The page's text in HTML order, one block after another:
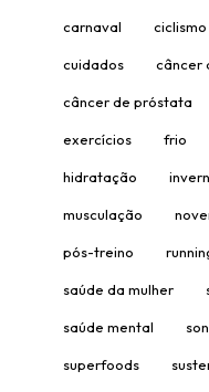
carnaval ciclismo
cuidados câncer
câncer de próstata
exercícios frio
hidratação
musculação
pós-treino
saúde da mulher
saúde mental
superfoods